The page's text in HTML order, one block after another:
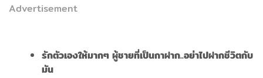
Advertisement
รักตัวเองให้มากๆ ผู้ชายที่เป็นกาฝาก..อย่าไปฝากชีวิตกับ
มัน